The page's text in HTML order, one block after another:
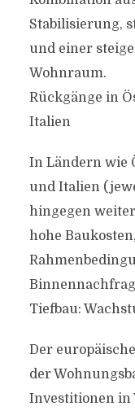
Stabilisierung,
und einer
Wohnraum.
Rückgänge in
Italien
In Ländern wie
und Italien
hingegen
hohe
Tiefbau:
Der
der
Investitionen in